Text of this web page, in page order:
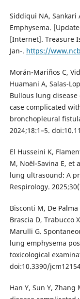
Siddiqui NA, Sankari
Emphysema.
[Internet]. Treasure
Jan-. https://
Morán-Mariños C,
Huamani A, Salas-
Bullous lung
case complicated
bronchopleural
2024;18:1–5.
El Husseini K,
M, Noël-Savina E,
lung ultrasound: A
Respirology.
Bisconti M, De
Brascia D, Trabucco
Marulli G.
lung emphysema
toxicological
doi:10.3390/
Han Y, Sun Y,